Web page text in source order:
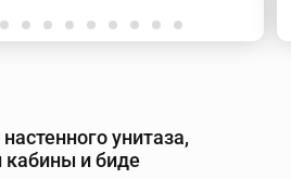
унитаза,
и биде